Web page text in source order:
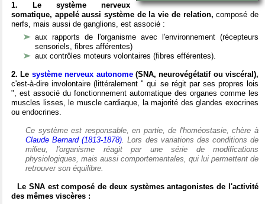
1. Le système nerveux
somatique, appelé aussi système de la vie de relation, composé de
nerfs, mais aussi de ganglions, est associé :
aux rapports de l'organisme avec l'environnement (récepteurs
sensoriels, fibres afférentes)
aux contrôles moteurs volontaires (fibres efférentes).
2. Le système nerveux autonome(SNA, neurovégétatif ou viscéral),
c'est-à-dire involontaire (littéralement " qui se régit par ses propres lois
", est associé du fonctionnement automatique des organes comme les
muscles lisses, le muscle cardiaque, la majorité des glandes exocrines
ou endocrines.
Ce système est responsable, en partie, de l'homéostasie, chère à
Claude Bernard (1813-1878). Lors des variations des conditions de
milieu, l'organisme réagit par une série de modifications
physiologiques, mais aussi comportementales, qui lui permettent de
retrouver son équilibre.
Le SNA est composé de deux systèmes antagonistes de l'activité
des mêmes viscères :